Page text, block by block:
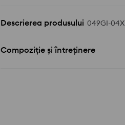
Descrierea produsului 049GI-04X
Compoziție și întreținere